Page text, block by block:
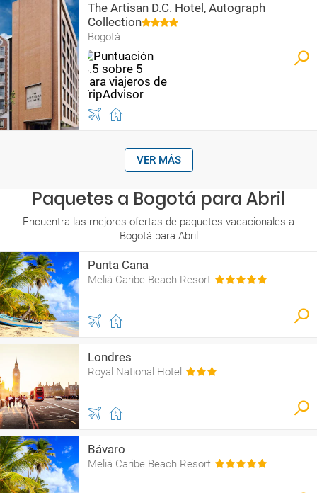
The Artisan D.C. Hotel, Autograph
Collection
Bogotá
VER MÁS
Paquetes a Bogotá para Abril
Encuentra las mejores ofertas de paquetes vacacionales a
Bogotá para Abril
Punta Cana
Meliá Caribe Beach Resort
Londres
Royal National Hotel
Bávaro
Meliá Caribe Beach Resort